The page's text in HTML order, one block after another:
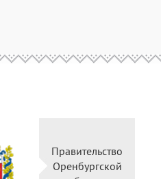
Правительство
Оренбургской